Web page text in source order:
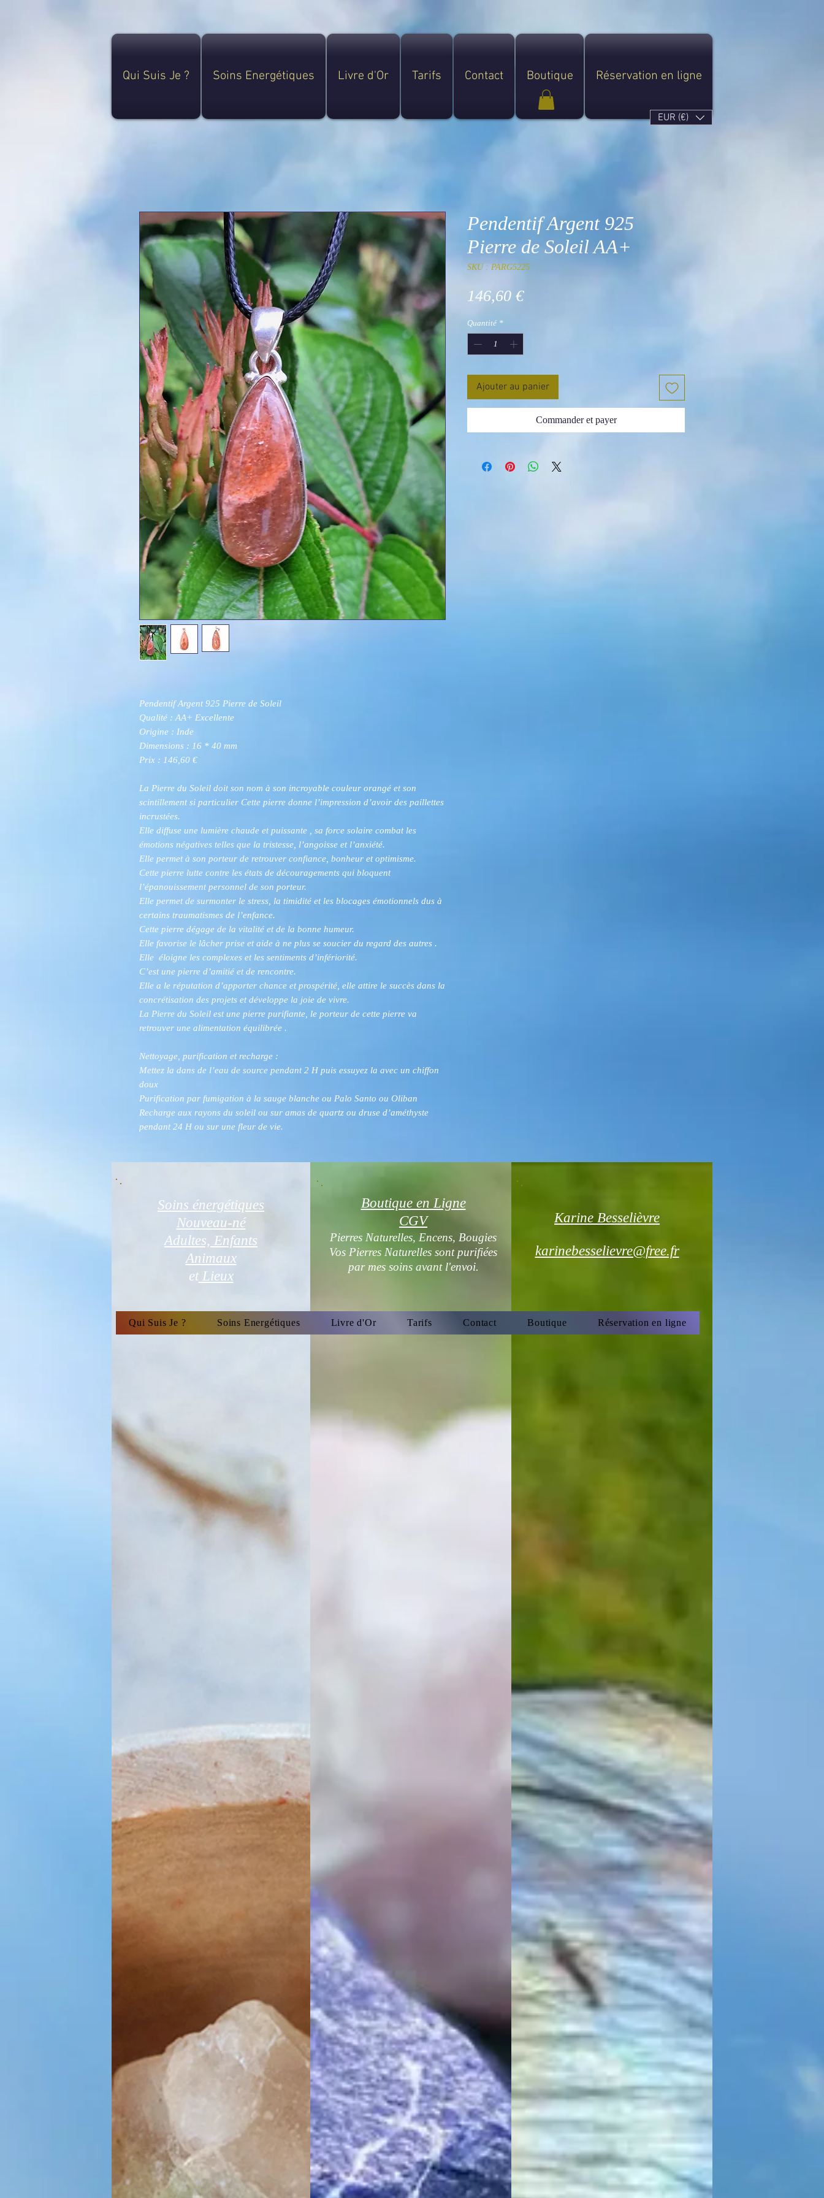
Qui Suis Je ? Soins Energétiques Livre d'Or Tarifs Contact Boutique Réservation en ligne
EUR (€)
Pendentif Argent 925 Pierre de Soleil
Qualité : AA+ Excellente
Origine : Inde
Dimensions : 16 * 40 mm
Prix : 146,60 €
La Pierre du Soleil doit son nom à son incroyable couleur orangé et son
scintillement si particulier Cette pierre donne l’impression d’avoir des paillettes
incrustées.
Elle diffuse une lumière chaude et puissante , sa force solaire combat les
émotions négatives telles que la tristesse, l’angoisse et l’anxiété.
Elle permet à son porteur de retrouver confiance, bonheur et optimisme.
Cette pierre lutte contre les états de découragements qui bloquent
l’épanouissement personnel de son porteur.
Elle permet de surmonter le stress, la timidité et les blocages émotionnels dus à
certains traumatismes de l’enfance.
Cette pierre dégage de la vitalité et de la bonne humeur.
Elle favorise le lâcher prise et aide à ne plus se soucier du regard des autres .
Elle éloigne les complexes et les sentiments d’infériorité.
C’est une pierre d’amitié et de rencontre.
Elle a le réputation d’apporter chance et prospérité, elle attire le succès dans la
concrétisation des projets et développe la joie de vivre.
La Pierre du Soleil est une pierre purifiante, le porteur de cette pierre va
retrouver une alimentation équilibrée .
Nettoyage, purification et recharge :
Mettez la dans de l’eau de source pendant 2 H puis essuyez la avec un chiffon
doux
Purification par fumigation à la sauge blanche ou Palo Santo ou Oliban
Recharge aux rayons du soleil ou sur amas de quartz ou druse d’améthyste
pendant 24 H ou sur une fleur de vie.
Pendentif Argent 925
Pierre de Soleil AA+
SKU : PARG5225
146,60 €Prix
Quantité *
Ajouter au panier
Commander et payer
Soins énergétiques
Nouveau-né
Adultes, Enfants
Animaux
etLieux
Boutique en Ligne
CGV
Pierres Naturelles, Encens, Bougies
Vos Pierres Naturelles sont purifiées
par mes soins avant l'envoi.
Karine Besselièvre
karinebesselievre@free.fr
Qui Suis Je ? Soins Energétiques Livre d'Or Tarifs Contact Boutique Réservation en ligne